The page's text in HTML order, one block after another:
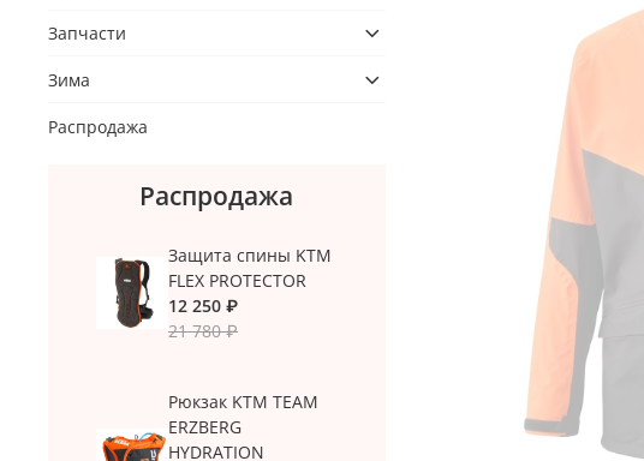
Запчасти
Зима
Распродажа
Распродажа
Защита спины KTM
FLEX PROTECTOR
12 250 ₽
21 780 ₽
Рюкзак KTM TEAM
ERZBERG
HYDRATION